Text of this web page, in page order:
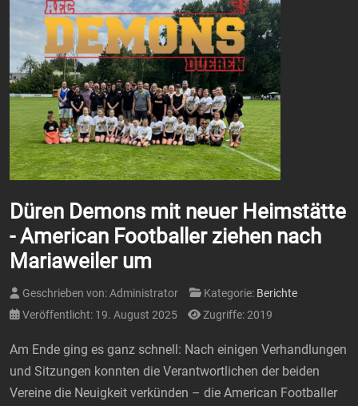
Düren Demons mit neuer Heimstätte
- American Footballer ziehen nach
Mariaweiler um
Geschrieben von:Administrator Kategorie: Berichte
Veröffentlicht: 19. August 2025
Zugriffe: 2019
Am Ende ging es ganz schnell: Nach einigen Verhandlungen
und Sitzungen konnten die Verantwortlichen der beiden
Vereine die Neuigkeit verkünden – die American Footballer